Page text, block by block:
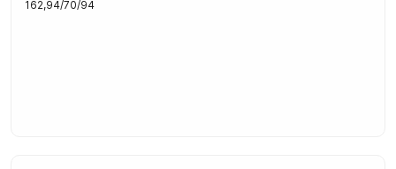
162,94/70/94